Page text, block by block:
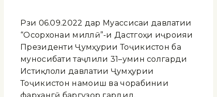
Рӯзи 06.09.2022 дар Муассисаи давлатии
“Осорхонаи миллӣ”-и Дастгоҳи иҷроияи
Президенти Ҷумҳурии Тоҷикистон ба
муносибати таҷлили 31–умин солгарди
Истиқлоли давлатии Ҷумҳурии
Тоҷикистон намоиш ва чорабинии